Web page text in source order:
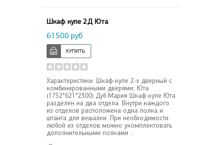
Шкаф купе 2Д Юта
61500 руб
Характеристики: Шкаф-купе 2-х дверный с
комбинированными дверями, Юта
(1752*621*2300) Дуб Мария Шкаф-купе Юта
разделен на два отдела. Внутри каждого
из отделов расположена одна полка и
штанга для вешалки. При необходимости
любой из отделов можно укомплектовать
дополнительными полками ..